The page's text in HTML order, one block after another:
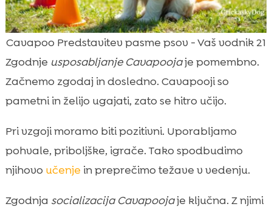
Cavapoo Predstavitev pasme psov - Vaš vodnik 21
Zgodnje usposabljanje Cavapoojaje pomembno.
Začnemo zgodaj in dosledno. Cavapooji so
pametni in želijo ugajati, zato se hitro učijo.
Pri vzgoji moramo biti pozitivni. Uporabljamo
pohvale, priboljške, igrače. Tako spodbudimo
njihovo učenje in preprečimo težave v vedenju.
Zgodnja socializacija Cavapoojaje ključna. Z njimi